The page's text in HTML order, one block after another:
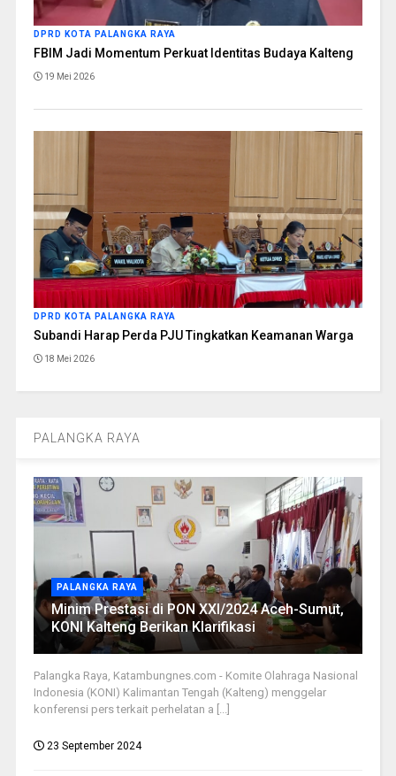
DPRD KOTA PALANGKA RAYA
FBIM Jadi Momentum Perkuat Identitas Budaya Kalteng
19 Mei 2026
DPRD KOTA PALANGKA RAYA
Subandi Harap Perda PJU Tingkatkan Keamanan Warga
18 Mei 2026
PALANGKA RAYA
PALANGKA RAYA
Minim Prestasi di PON XXI/2024 Aceh-Sumut,
KONI Kalteng Berikan Klarifikasi
Palangka Raya, Katambungnes.com - Komite Olahraga Nasional
Indonesia (KONI) Kalimantan Tengah (Kalteng) menggelar
konferensi pers terkait perhelatan a [...]
23 September 2024